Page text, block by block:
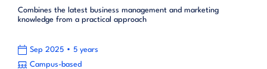
Combines the latest business management and marketing
knowledge from a practical approach
Sep 2025 • 5 years
Campus-based